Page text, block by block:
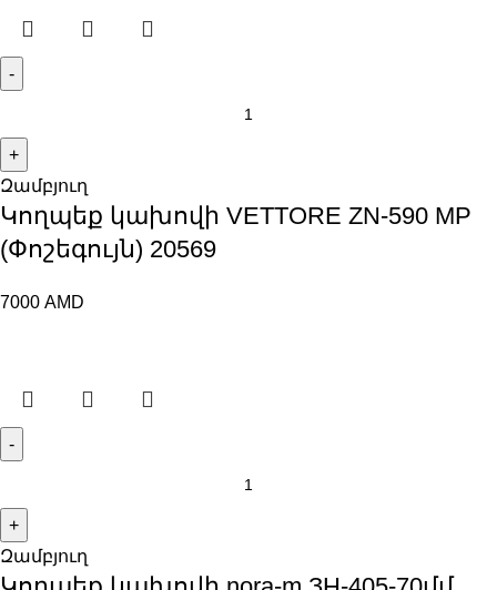
Զամբյուղ
Կողպեք կախովի VETTORE ZN-590 MP
(Փոշեգույն) 20569
7000 AMD
Զամբյուղ